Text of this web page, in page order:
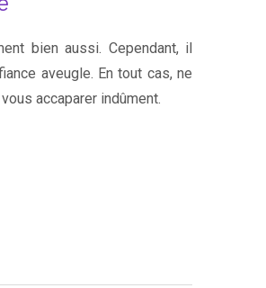
bien aussi. Cependant, il
aveugle. En tout cas, ne
accaparer indûment.